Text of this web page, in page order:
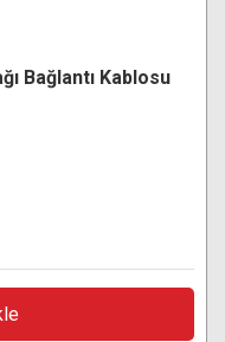
Bağlantı Kablosu